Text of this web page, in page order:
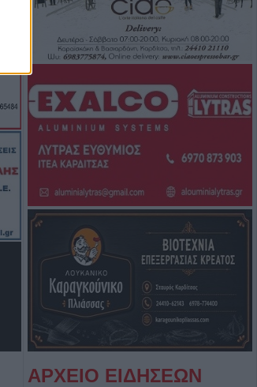
ΑΡΧΕΙΟ ΕΙΔΗΣΕΩΝ